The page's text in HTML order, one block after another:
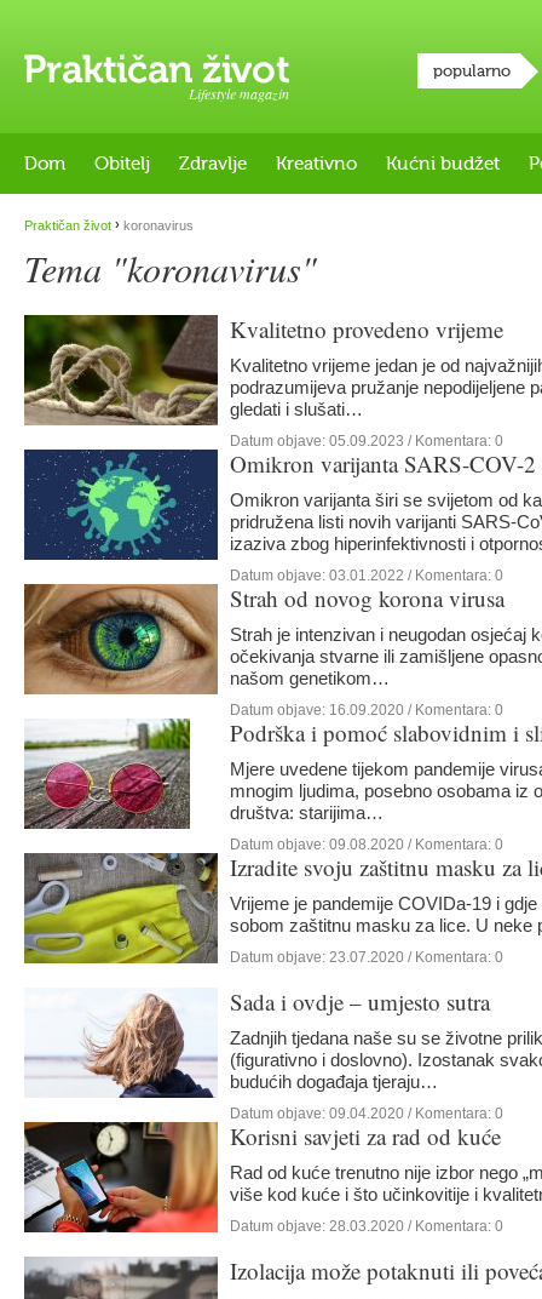
Lifestyle magazin
popularno
Dom Obitelj Zdravlje Kreativno Kućni budžet
Praktičan život › koronavirus
Tema "koronavirus"
Kvalitetno provedeno vrijeme
Kvalitetno vrijeme jedan je od
podrazumijeva pružanje nepodijeljene
gledati i slušati…
Datum objave: 05.09.2023 / Komentara: 0
Omikron varijanta SARS-COV-2
Omikron varijanta širi se svijetom od
pridružena listi novih varijanti SARS-
izaziva zbog hiperinfektivnosti i
Datum objave: 03.01.2022 / Komentara: 0
Strah od novog korona virusa
Strah je intenzivan i neugodan osjećaj
očekivanja stvarne ili zamišljene
našom genetikom…
Datum objave: 16.09.2020 / Komentara: 0
Podrška i pomoć slabovidnim i
vrijeme pandemije
Mjere uvedene tijekom pandemije
mnogim ljudima, posebno osobama iz
društva: starijima…
Datum objave: 09.08.2020 / Komentara: 0
Izradite svoju zaštitnu masku za
Vrijeme je pandemije COVIDa-19 i
sobom zaštitnu masku za lice. U
Datum objave: 23.07.2020 / Komentara: 0
Sada i ovdje – umjesto sutra
Zadnjih tjedana naše su se životne
(figurativno i doslovno). Izostanak
budućih događaja tjeraju…
Datum objave: 09.04.2020 / Komentara: 0
Korisni savjeti za rad od kuće
Rad od kuće trenutno nije izbor nego
više kod kuće i što učinkovitije i
Datum objave: 28.03.2020 / Komentara: 0
Izolacija može potaknuti ili